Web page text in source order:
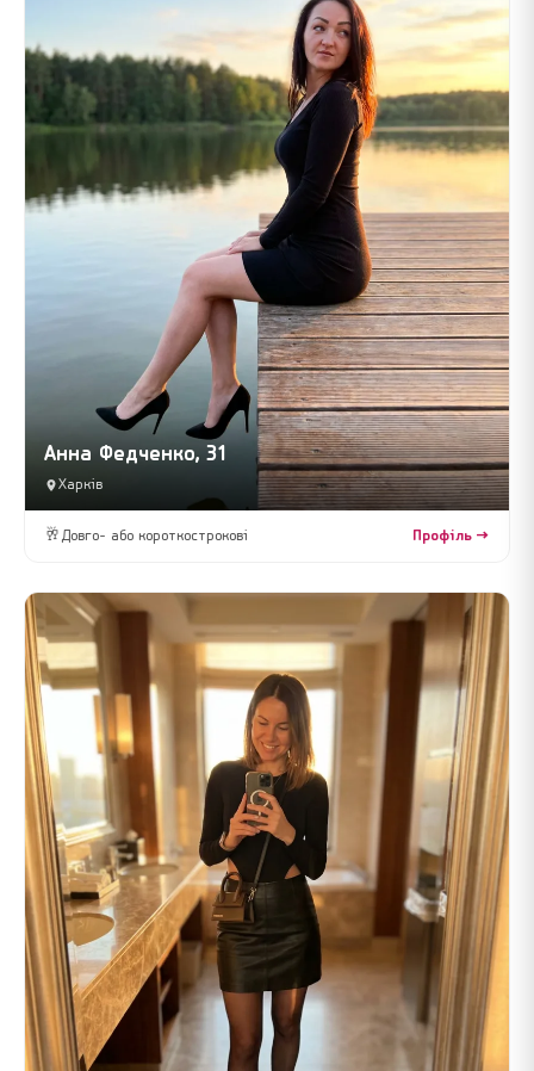
Анна Федченко, 31
Харків
🥂 Довго- або короткострокові Профіль →